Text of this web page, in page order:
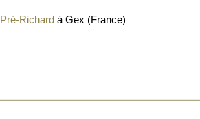
Pré-Richard à Gex (France)